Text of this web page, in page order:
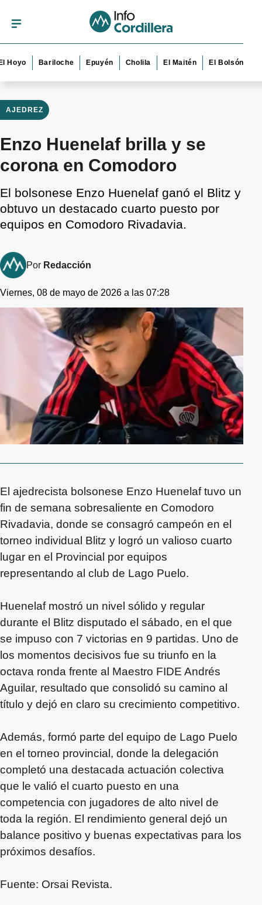
Bariloche Epuyén Cholila El Maitén El Bolsón Esquel
AJEDREZ
Enzo Huenelaf brilla y se
corona en Comodoro
El bolsonese Enzo Huenelaf ganó el Blitz y
obtuvo un destacado cuarto puesto por
equipos en Comodoro Rivadavia.
Por Redacción
Viernes, 08 de mayo de 2026 a las 07:28
El ajedrecista bolsonese Enzo Huenelaf tuvo un
fin de semana sobresaliente en Comodoro
Rivadavia, donde se consagró campeón en el
torneo individual Blitz y logró un valioso cuarto
lugar en el Provincial por equipos
representando al club de Lago Puelo.
Huenelaf mostró un nivel sólido y regular
durante el Blitz disputado el sábado, en el que
se impuso con 7 victorias en 9 partidas. Uno de
los momentos decisivos fue su triunfo en la
octava ronda frente al Maestro FIDE Andrés
Aguilar, resultado que consolidó su camino al
título y dejó en claro su crecimiento competitivo.
Además, formó parte del equipo de Lago Puelo
en el torneo provincial, donde la delegación
completó una destacada actuación colectiva
que le valió el cuarto puesto en una
competencia con jugadores de alto nivel de
toda la región. El rendimiento general dejó un
balance positivo y buenas expectativas para los
próximos desafíos.
Fuente: Orsai Revista.